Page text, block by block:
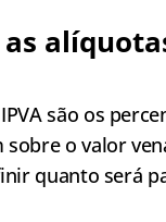
as
são os
sobre o valor
quanto será